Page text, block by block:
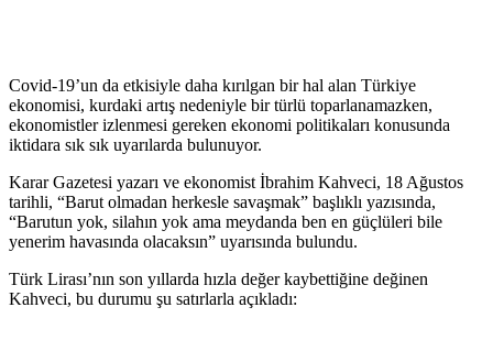
Covid-19’un da etkisiyle daha kırılgan bir hal alan Türkiye
ekonomisi, kurdaki artış nedeniyle bir türlü toparlanamazken,
ekonomistler izlenmesi gereken ekonomi politikaları konusunda
iktidara sık sık uyarılarda bulunuyor.
Karar Gazetesi yazarı ve ekonomist İbrahim Kahveci, 18 Ağustos
tarihli, “Barut olmadan herkesle savaşmak” başlıklı yazısında,
“Barutun yok, silahın yok ama meydanda ben en güçlüleri bile
yenerim havasında olacaksın” uyarısında bulundu.
Türk Lirası’nın son yıllarda hızla değer kaybettiğine değinen
Kahveci, bu durumu şu satırlarla açıkladı: